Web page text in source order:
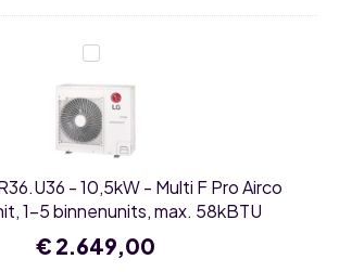
48kBTU
was:
€ 2.399,00.
is:
LG
MU5R36.U36
-
10,5kW
-
Multi
F
Airco
Buitenunit,
1-
5
binnenunits,
- 10,5kW - Multi F Pro Airco
1-5 binnenunits, max. 58kBTU
€ 2.649,00